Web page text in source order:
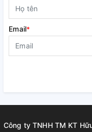
Email*
Công ty TNHH TM KT